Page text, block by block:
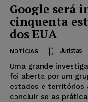
Google será
cinquenta
dos EUA
NOTÍCIAS Juristas -
Uma grande
foi aberta por um
estados e territórios
concluir se as